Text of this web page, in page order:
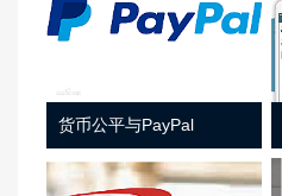
货币公平与PayPal